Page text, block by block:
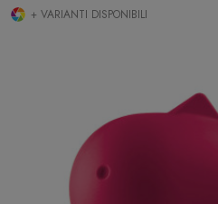
+ VARIANTI DISPONIBILI